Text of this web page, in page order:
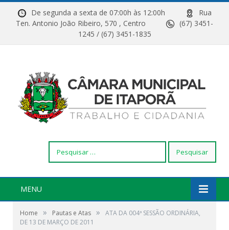
De segunda a sexta de 07:00h às 12:00h
Rua
Ten. Antonio João Ribeiro, 570 , Centro
(67) 3451-
1245 / (67) 3451-1835
por:
MENU
Home » Pautas e Atas »
ATA DA 004ª SESSÃO ORDINÁRIA,
DE 13 DE MARÇO DE 2011